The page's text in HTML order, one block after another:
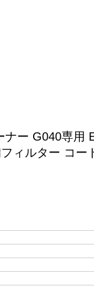
ー G040専用
ィルター コ